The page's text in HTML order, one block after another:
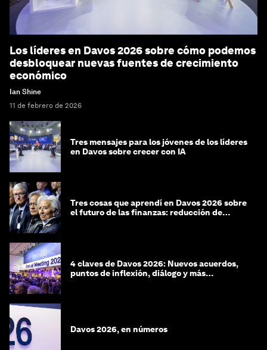
Los líderes en Davos 2026 sobre cómo podemos
desbloquear nuevas fuentes de crecimiento
económico
Ian Shine
11 de febrero de 2026
Tres mensajes para los jóvenes de los líderes
en Davos sobre crecer con IA
Tres cosas que aprendí en Davos 2026 sobre
el futuro de las finanzas: reducción de
4 claves de Davos 2026: Nuevos acuerdos,
puntos de inflexión, diálogo y más
Davos 2026, en números